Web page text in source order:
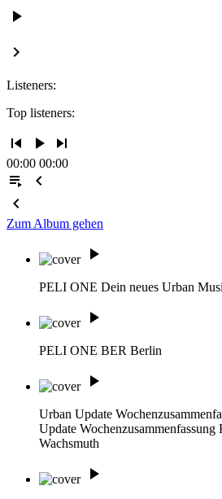
play_arrow
keyboard_arrow_right
Listeners:
Top listeners:
skip_previous play_arrow skip_next
00:00 00:00
playlist_play
chevron_left
chevron_left
Zum Album gehen
play_arrow
PELI ONE Dein neues Urban
play_arrow
PELI ONE BER Berlin
play_arrow
Urban Update
Update
Wachsmuth
play_arrow